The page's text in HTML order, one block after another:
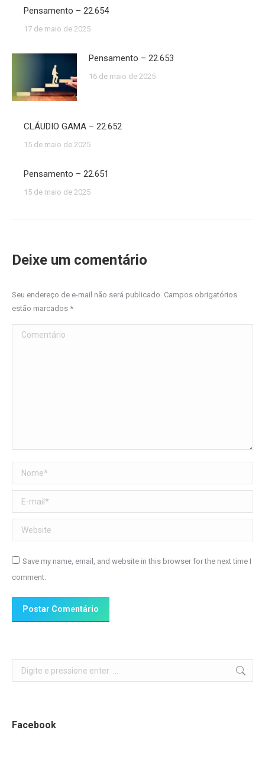
Pensamento – 22.654
17 de maio de 2025
Pensamento – 22.653
16 de maio de 2025
CLÁUDIO GAMA – 22.652
15 de maio de 2025
Pensamento – 22.651
15 de maio de 2025
Deixe um comentário
Seu endereço de e-mail não será publicado. Campos obrigatórios
estão marcados *
Comentário
Nome *
E-mail *
Website
Save my name, email, and website in this browser for the next time I
comment.
Postar Comentário
Search:
Facebook